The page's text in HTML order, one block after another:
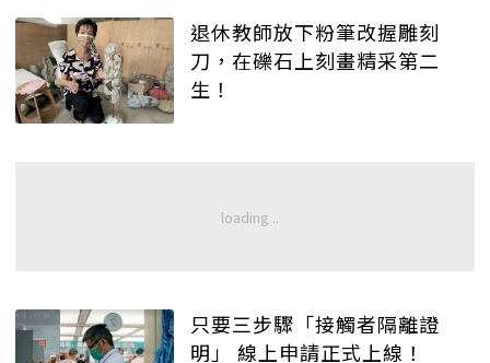
退休教師放下粉筆改握雕刻
刀，在礫石上刻畫精采第二
生！
只要三步驟「接觸者隔離證
明」 線上申請正式上線！